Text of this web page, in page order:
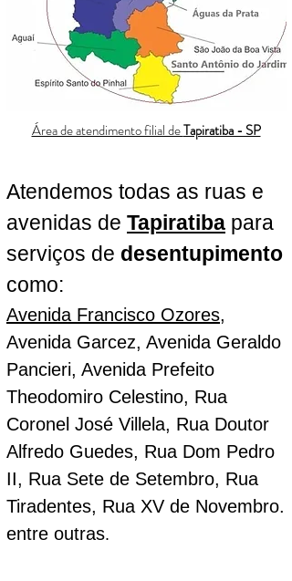
Área de atendimento filial deTapiratiba - SP
Atendemos todas as ruas e
avenidas de Tapiratiba para
serviços de desentupimento
como:
Avenida Francisco Ozores,
Avenida Garcez, Avenida Geraldo
Pancieri, Avenida Prefeito
Theodomiro Celestino, Rua
Coronel José Villela, Rua Doutor
Alfredo Guedes, Rua Dom Pedro
II, Rua Sete de Setembro, Rua
Tiradentes, Rua XV de Novembro.
entre outras.